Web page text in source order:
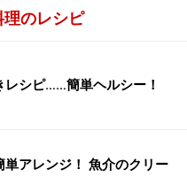
たパン粉、塩、こしょ
ます。
のレシピ
レシピ……簡単ヘルシー！
単アレンジ！ 魚介のクリー